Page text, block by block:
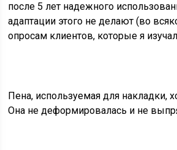
после 5 лет надежного
адаптации этого не делают (во
опросам клиентов, которые я
Пена, используемая для накладки,
Она не деформировалась и не